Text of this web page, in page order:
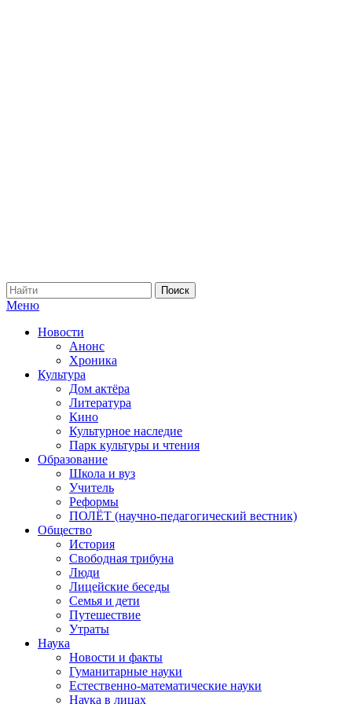
Меню
Новости
Анонс
Хроника
Культура
Дом актёра
Литература
Кино
Культурное наследие
Парк культуры и чтения
Образование
Школа и вуз
Учитель
Реформы
ПОЛЁТ (научно-педагогический вестник)
Общество
История
Свободная трибуна
Люди
Лицейские беседы
Семья и дети
Путешествие
Утраты
Наука
Новости и факты
Гуманитарные науки
Естественно-математические науки
Наука в лицах